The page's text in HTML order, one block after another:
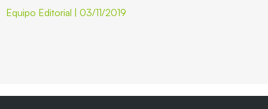
Equipo Editorial 03/11/2019